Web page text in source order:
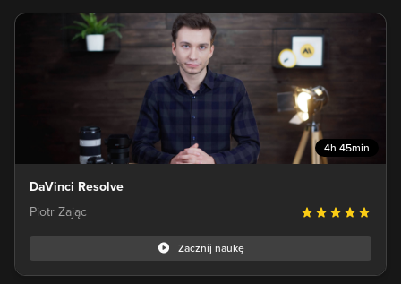
4h 45min
DaVinci Resolve
Piotr Zając
Zacznij naukę